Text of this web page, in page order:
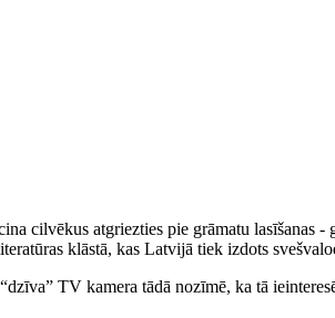
cilvēkus atgriezties pie grāmatu
klāstā, kas Latvijā tiek izdots
TV kamera tādā nozīmē, ka tā